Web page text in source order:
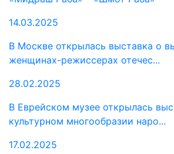
14.03.2025
В Москве открылась выставка о
женщинах-режиссерах отечес...
28.02.2025
В Еврейском музее открылась
культурном многообразии наро...
17.02.2025